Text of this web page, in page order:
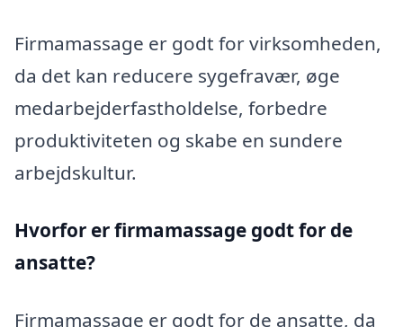
Firmamassage er godt for virksomheden,
da det kan reducere sygefravær, øge
medarbejderfastholdelse, forbedre
produktiviteten og skabe en sundere
arbejdskultur.
Hvorfor er firmamassage godt for de
ansatte?
Firmamassage er godt for de ansatte, da